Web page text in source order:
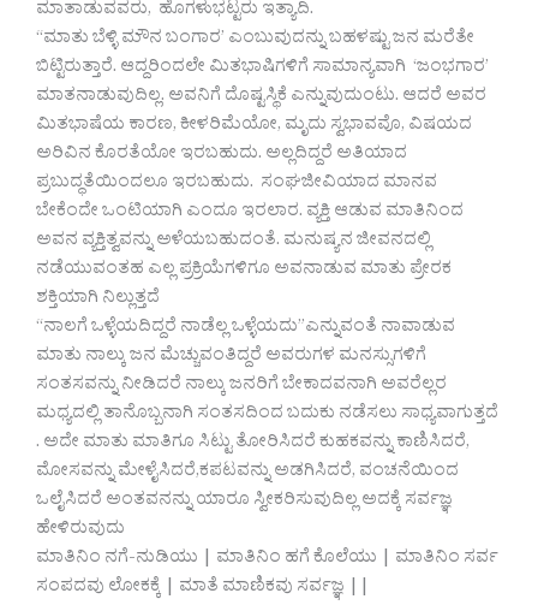
ಮಾತಾಡುವವರು, ಹೊಗಳುಭಟ್ಟರು ಇತ್ಯಾದಿ.
“ಮಾತು ಬೆಳ್ಳಿ ಮೌನ ಬಂಗಾರ’ ಎಂಬುವುದನ್ನು ಬಹಳಷ್ಟು ಜನ ಮರೆತೇ
ಬಿಟ್ಟಿರುತ್ತಾರೆ. ಆದ್ದರಿಂದಲೇ ಮಿತಭಾಷಿಗಳಿಗೆ ಸಾಮಾನ್ಯವಾಗಿ ‘ಜಂಭಗಾರ’
ಮಾತನಾಡುವುದಿಲ್ಲ. ಅವನಿಗೆ ದೊಷ್ಟಸ್ಥಿಕೆ ಎನ್ನುವುದುಂಟು. ಆದರೆ ಅವರ
ಮಿತಭಾಷೆಯ ಕಾರಣ, ಕೀಳರಿಮೆಯೋ, ಮೃದು ಸ್ವಭಾವವೊ, ವಿಷಯದ
ಅರಿವಿನ ಕೊರತೆಯೋ ಇರಬಹುದು. ಅಲ್ಲದಿದ್ದರೆ ಅತಿಯಾದ
ಪ್ರಬುದ್ಧತೆಯಿಂದಲೂ ಇರಬಹುದು. ಸಂಘಜೀವಿಯಾದ ಮಾನವ
ಬೇಕೆಂದೇ ಒಂಟಿಯಾಗಿ ಎಂದೂ ಇರಲಾರ. ವ್ಯಕ್ತಿ ಆಡುವ ಮಾತಿನಿಂದ
ಅವನ ವ್ಯಕ್ತಿತ್ವವನ್ನು ಅಳೆಯಬಹುದಂತೆ. ಮನುಷ್ಯನ ಜೀವನದಲ್ಲಿ
ನಡೆಯುವಂತಹ ಎಲ್ಲ ಪ್ರಕ್ರಿಯೆಗಳಿಗೂ ಅವನಾಡುವ ಮಾತು ಪ್ರೇರಕ
ಶಕ್ತಿಯಾಗಿ ನಿಲ್ಲುತ್ತದೆ
“ನಾಲಗೆ ಒಳ್ಳೆಯದಿದ್ದರೆ ನಾಡೆಲ್ಲ ಒಳ್ಳೆಯದು”ಎನ್ನುವಂತೆ ನಾವಾಡುವ
ಮಾತು ನಾಲ್ಕು ಜನ ಮೆಚ್ಚುವಂತಿದ್ದರೆ ಅವರುಗಳ ಮನಸ್ಸುಗಳಿಗೆ
ಸಂತಸವನ್ನು ನೀಡಿದರೆ ನಾಲ್ಕು ಜನರಿಗೆ ಬೇಕಾದವನಾಗಿ ಅವರೆಲ್ಲರ
ಮಧ್ಯದಲ್ಲಿ ತಾನೊಬ್ಬನಾಗಿ ಸಂತಸದಿಂದ ಬದುಕು ನಡೆಸಲು ಸಾಧ್ಯವಾಗುತ್ತದೆ
. ಅದೇ ಮಾತು ಮಾತಿಗೂ ಸಿಟ್ಟು ತೋರಿಸಿದರೆ ಕುಹಕವನ್ನು ಕಾಣಿಸಿದರೆ,
ಮೋಸವನ್ನು ಮೇಳೈಸಿದರೆ,ಕಪಟವನ್ನು ಅಡಗಿಸಿದರೆ, ವಂಚನೆಯಿಂದ
ಒಲೈಸಿದರೆ ಅಂತವನನ್ನು ಯಾರೂ ಸ್ವೀಕರಿಸುವುದಿಲ್ಲ ಅದಕ್ಕೆ ಸರ್ವಜ್ಞ
ಹೇಳಿರುವುದು
ಮಾತಿನಿಂ ನಗೆ-ನುಡಿಯು | ಮಾತಿನಿಂ ಹಗೆ ಕೊಲೆಯು | ಮಾತಿನಿಂ ಸರ್ವ
ಸಂಪದವು ಲೋಕಕ್ಕೆ | ಮಾತೆ ಮಾಣಿಕವು ಸರ್ವಜ್ಞ ||